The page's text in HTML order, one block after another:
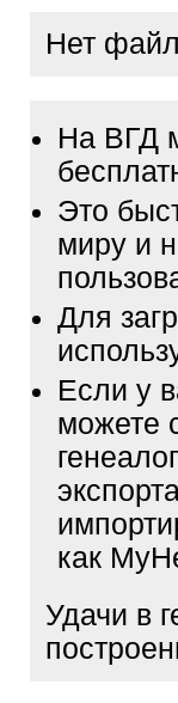
Нет
На ВГД
Это
миру и
Для
Если у
можете
как
Удачи в